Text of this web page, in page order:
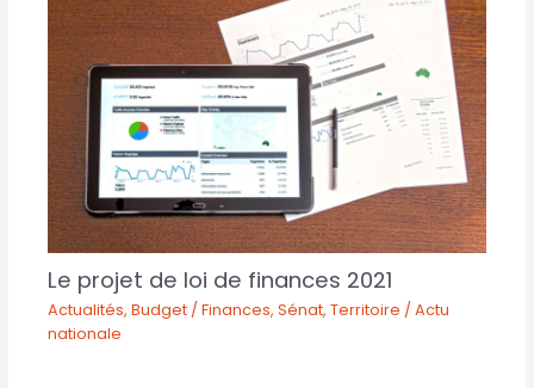
Le projet de loi de finances 2021
Actualités,Budget / Finances,Sénat,Territoire / Actu
nationale